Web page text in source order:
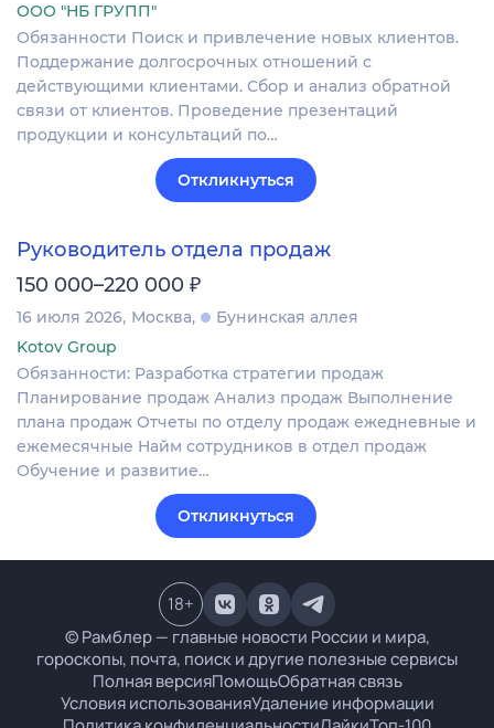
ООО "НБ ГРУПП"
Обязанности Поиск и привлечение новых клиентов.
Поддержание долгосрочных отношений с
действующими клиентами. Сбор и анализ обратной
связи от клиентов. Проведение презентаций
продукции и консультаций по…
Откликнуться
Руководитель отдела продаж
150 000–220 000 ₽
16 июля 2026 Москва
Бунинская аллея
Kotov Group
Обязанности: Разработка стратегии продаж
Планирование продаж Анализ продаж Выполнение
плана продаж Отчеты по отделу продаж ежедневные и
ежемесячные Найм сотрудников в отдел продаж
Обучение и развитие…
Откликнуться
© Рамблер — главные новости России и мира,
гороскопы, почта, поиск и другие полезные сервисы
Полная версияПомощьОбратная связь
Условия использованияУдаление информации
18+